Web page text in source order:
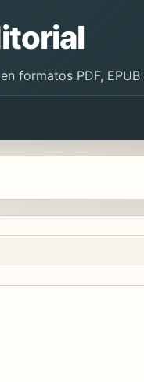
formatos PDF, EPUB